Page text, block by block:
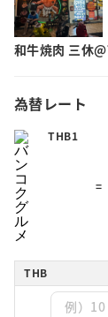
和牛焼肉 三休
為替レート
THB1
=
THB